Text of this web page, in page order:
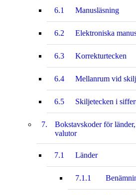
6.1 Manusläsning
6.2 Elektroniska
6.3 Korrekturtecken
6.4 Mellanrum vid
6.5 Skiljetecken i
7.
Bokstavskoder för
valutor
7.1 Länder
7.1.1